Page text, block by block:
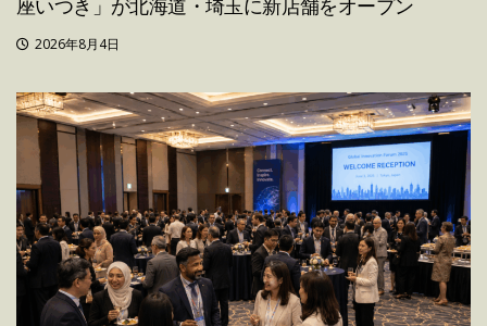
座いつき」が北海道・埼玉に新店舗をオープン
2026年8月4日